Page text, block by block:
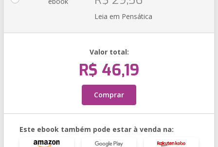
Leia em Pensática
Valor total:
R$ 46,19
Comprar
Este ebook também pode estar à venda na: